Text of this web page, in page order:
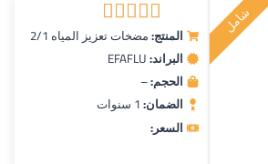
ش
ا
م
ل
ت
ر
ك
ي
ب
تم التقييم
5.00من 5
المنتج:مضخات تعزيز المياه 2/1
البراند:
الحجم:–
الضمان:
السعر: